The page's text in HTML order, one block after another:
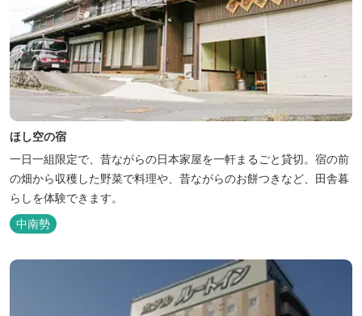
ほし空の宿
一日一組限定で、昔ながらの日本家屋を一軒まるごと貸切。宿の前
の畑から収穫した野菜で料理や、昔ながらのお餅つきなど、田舎暮
らしを体験できます。
中南勢